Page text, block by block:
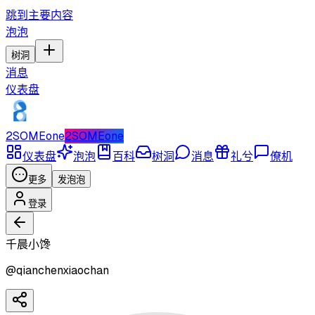
跳到主要内容
泡泡
树洞
消息
仪表盘
2SOMEone2SOMEone
仪表盘
泡泡 百科 树洞 消息 礼兮 僚机
更多 发泡泡
登录
千晨小馋
@qianchenxiaochan